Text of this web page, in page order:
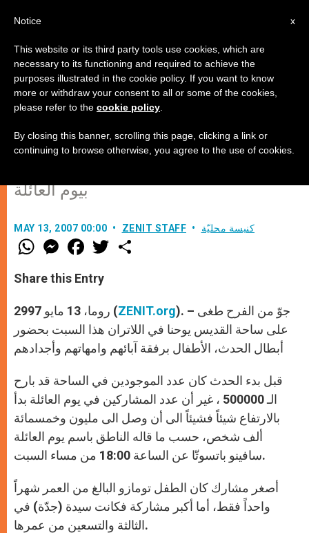
أكثر من مليون شخص في روما
للدفاع عن العائلة
بيوم العائلة
MAY 13, 2007 00:00 ZENIT STAFF كنيسة محليّة
W
h
t
s
p
p
M
e
s
e
g
e
r
F
a
e
b
o
k
w
r
Share this Entry
روما، 13 مايو 2997 (ZENIT.org). – جوّ من الفرح طغى
على ساحة القديس يوحنا في اللاتران هذا السبت بحضور
أبطال الحدث، الأطفال برفقة آبائهم وامهاتهم وأجدادهم
قبل بدء الحدث كان عدد الموجودين في الساحة قد بارح
الـ 500000 ، غير أن عدد المشاركين في يوم العائلة بدأ
بالارتفاع شيئاً فشيئاً الى أن وصل الى مليون وخمسمائة
ألف شخص، حسب ما قاله الناطق باسم يوم العائلة
سافينو باتسوتّا عن الساعة 18:00 من مساء السبت.
أصغر مشارك كان الطفل تومازو البالغ من العمر شهراً
واحداً فقط، أما أكبر مشاركة فكانت سيدة (جدّة) في
الثالثة والتسعين من عمرها.
x
Notice
This website or its third party tools use cookies, which are
necessary to its functioning and required to achieve the
purposes illustrated in the cookie policy. If you want to know
more or withdraw your consent to all or some of the cookies,
please refer to the cookie policy
By closing this banner, scrolling this page, clicking a link or
continuing to browse otherwise, you agree to the use of cookies.